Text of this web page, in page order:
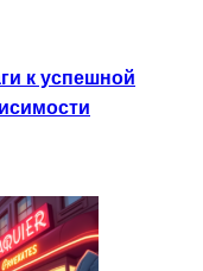
к успешной